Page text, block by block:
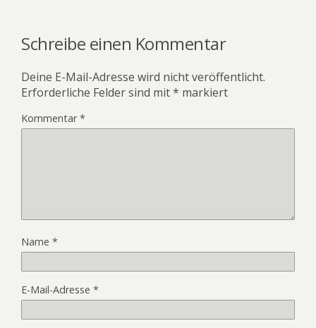
Schreibe einen Kommentar
Deine E-Mail-Adresse wird nicht veröffentlicht.
Erforderliche Felder sind mit* markiert
Kommentar*
Name *
E-Mail-Adresse *